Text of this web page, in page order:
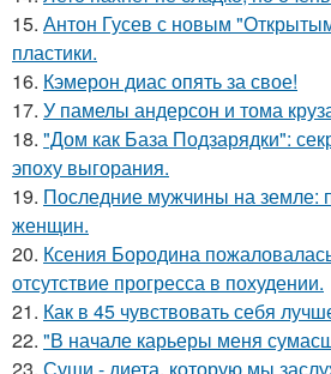
15. Антон Гусев с новым
пластики.
16. Кэмерон диас опять за свое!
17. У памелы андерсон и тома
18. "Дом как База Подзарядки":
эпоху выгорания.
19. Последние мужчины на земле:
женщин.
20. Ксения Бородина
отсутствие прогресса в похудении.
21. Как в 45 чувствовать себя
22. "В начале карьеры меня
23. Суши - диета, которую мы